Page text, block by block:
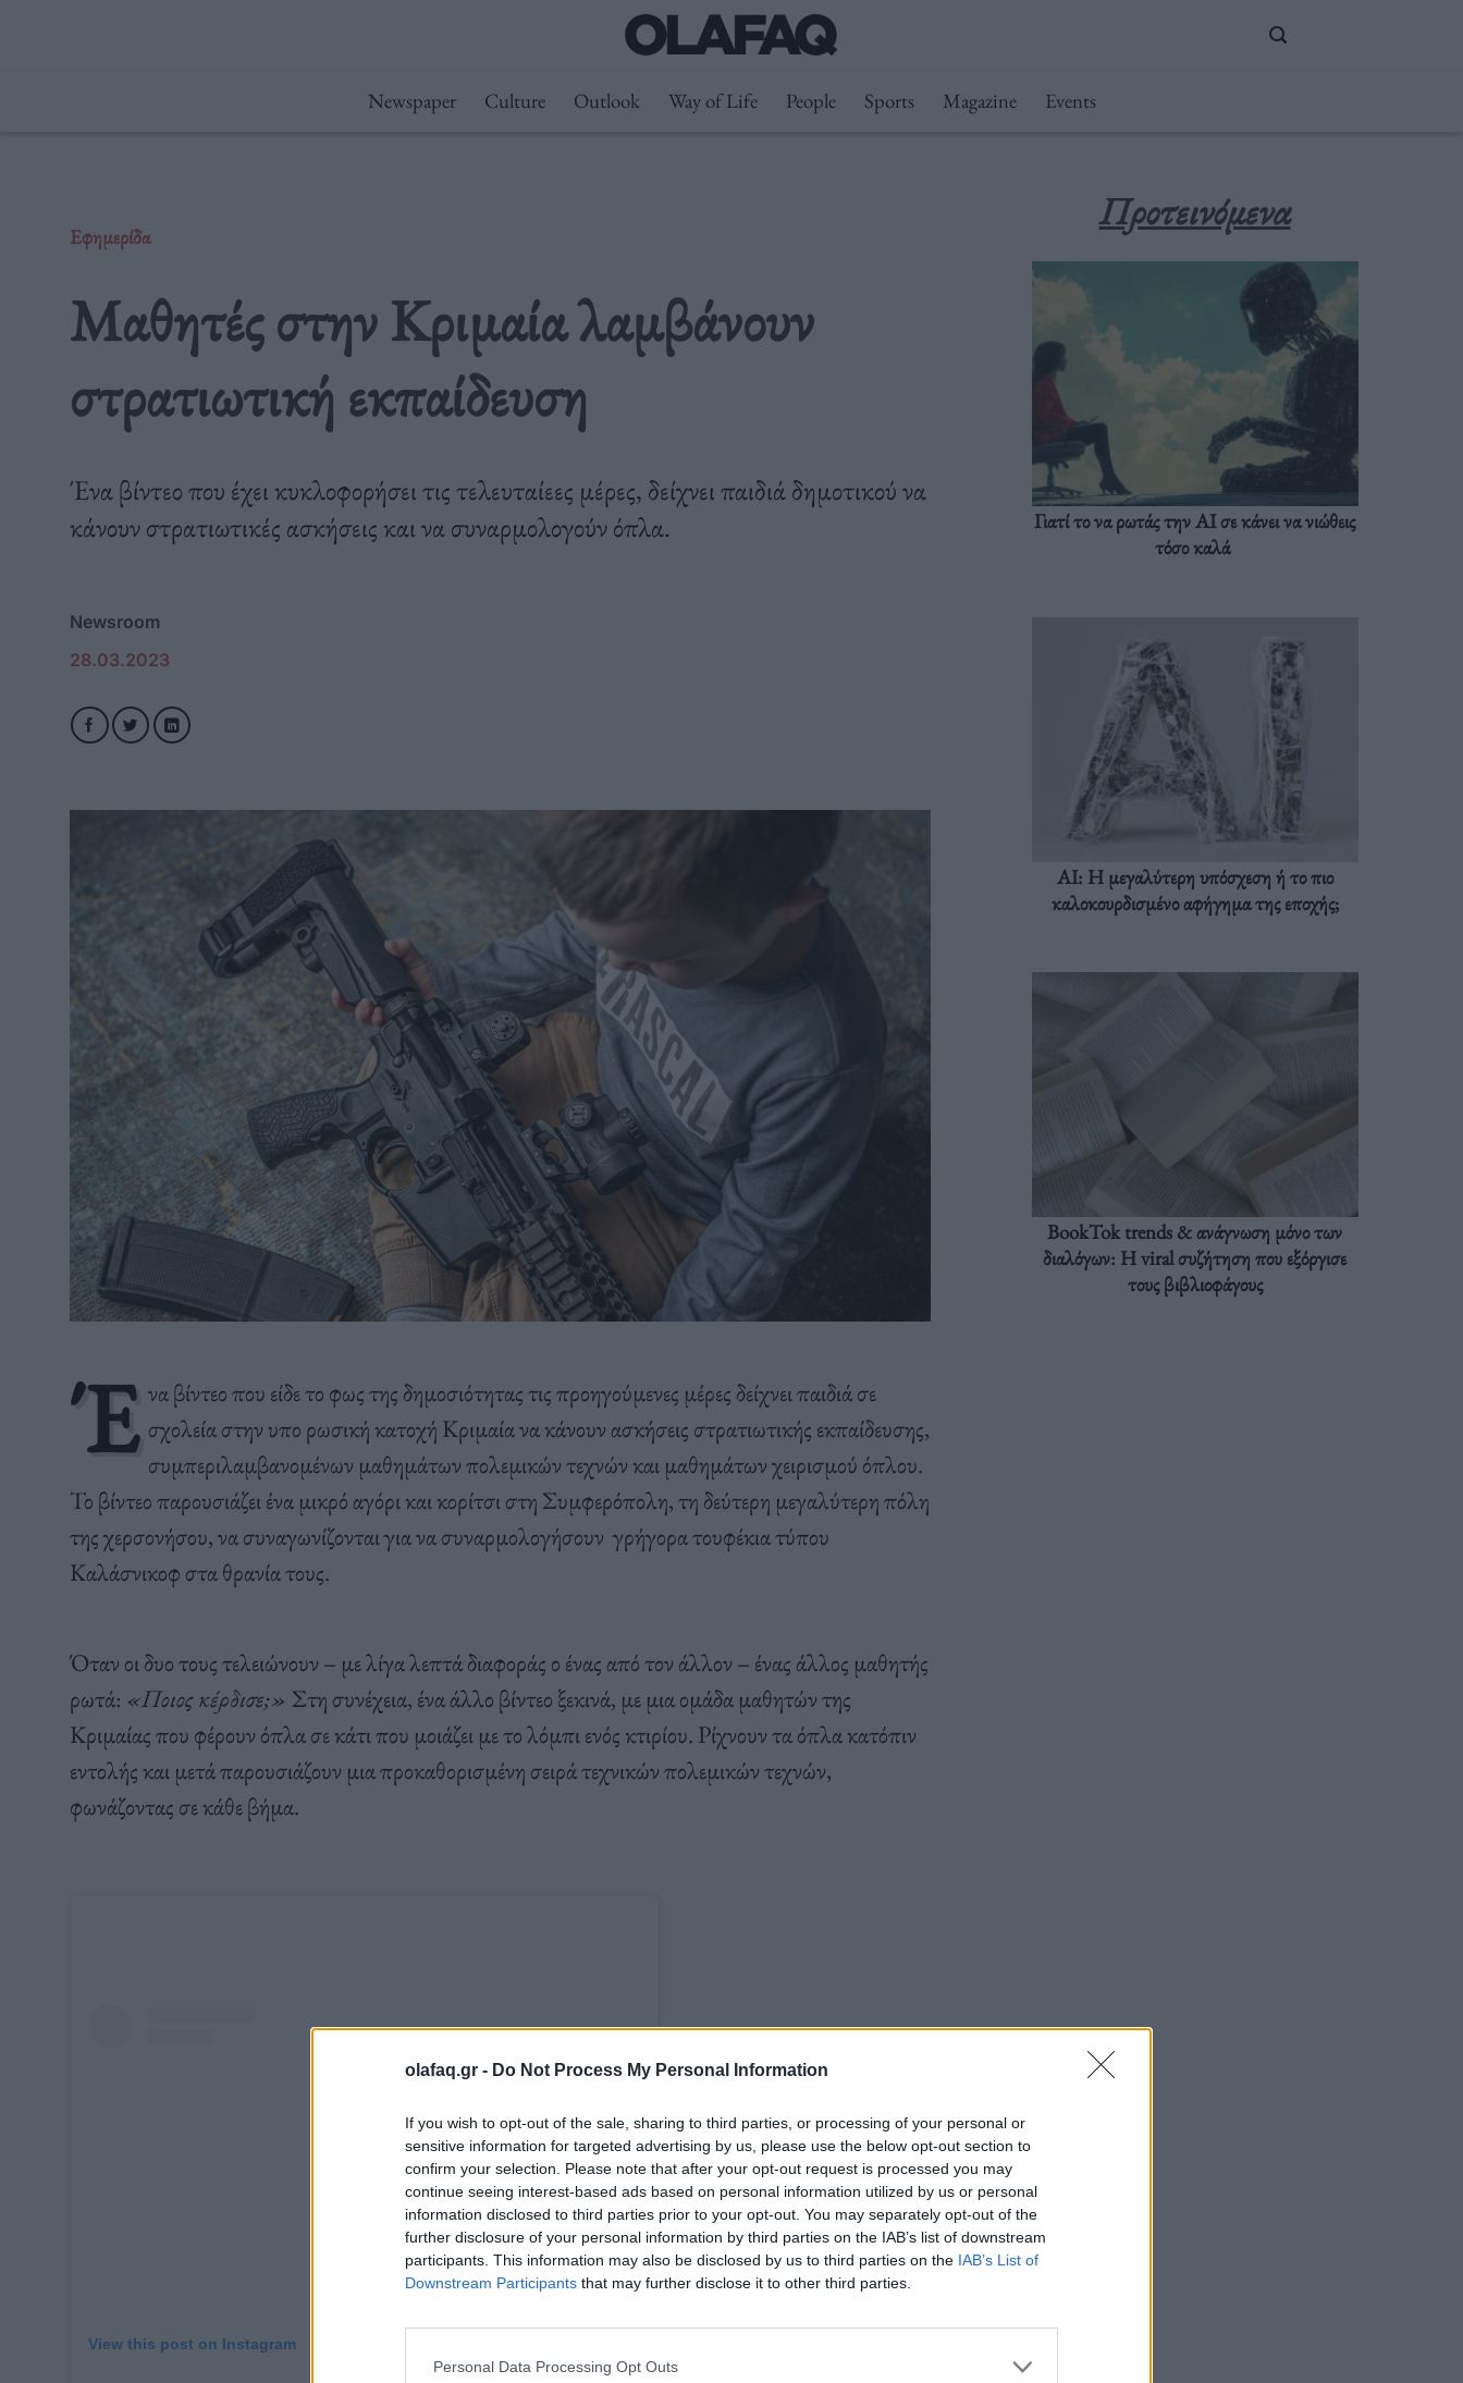
olafaq.gr - Do Not Process My Personal Information
If you wish to opt-out of the sale, sharing to third parties, or processing of your personal or
sensitive information for targeted advertising by us, please use the below opt-out section to
confirm your selection. Please note that after your opt-out request is processed you may
continue seeing interest-based ads based on personal information utilized by us or personal
information disclosed to third parties prior to your opt-out. You may separately opt-out of the
further disclosure of your personal information by third parties on the IAB’s list of downstream
participants. This information may also be disclosed by us to third parties on the IAB’s List of
Downstream Participants that may further disclose it to other third parties.
Personal Data Processing Opt Outs
Newspaper Culture Outlook Way of Life People Sports Magazine Events
Εφημερίδα
Μαθητές στην Κριμαία λαμβάνουν
στρατιωτική εκπαίδευση
Ένα βίντεο που έχει κυκλοφορήσει τις τελευταίεες μέρες, δείχνει παιδιά δημοτικού να
κάνουν στρατιωτικές ασκήσεις και να συναρμολογούν όπλα.
Newsroom
28.03.2023
Έ να βίντεο που είδε το φως της δημοσιότητας τις προηγούμενες μέρες δείχνει παιδιά σε
σχολεία στην υπο ρωσική κατοχή Κριμαία να κάνουν ασκήσεις στρατιωτικής εκπαίδευσης,
συμπεριλαμβανομένων μαθημάτων πολεμικών τεχνών και μαθημάτων χειρισμού όπλου.
Το βίντεο παρουσιάζει ένα μικρό αγόρι και κορίτσι στη Συμφερόπολη, τη δεύτερη μεγαλύτερη πόλη
της χερσονήσου, να συναγωνίζονται για να συναρμολογήσουν γρήγορα τουφέκια τύπου
Καλάσνικοφ στα θρανία τους.
Όταν οι δυο τους τελειώνουν – με λίγα λεπτά διαφοράς ο ένας από τον άλλον – ένας άλλος μαθητής
ρωτά: «Ποιος κέρδισε;» Στη συνέχεια, ένα άλλο βίντεο ξεκινά, με μια ομάδα μαθητών της
Κριμαίας που φέρουν όπλα σε κάτι που μοιάζει με το λόμπι ενός κτιρίου. Ρίχνουν τα όπλα κατόπιν
εντολής και μετά παρουσιάζουν μια προκαθορισμένη σειρά τεχνικών πολεμικών τεχνών,
φωνάζοντας σε κάθε βήμα.
View this post on Instagram
Προτεινόμενα
Γιατί το να ρωτάς την AI σε κάνει να νιώθεις
τόσο καλά
AI: Η μεγαλύτερη υπόσχεση ή το πιο
καλοκουρδισμένο αφήγημα της εποχής;
BookTok trends & ανάγνωση μόνο των
διαλόγων: Η viral συζήτηση που εξόργισε
τους βιβλιοφάγους